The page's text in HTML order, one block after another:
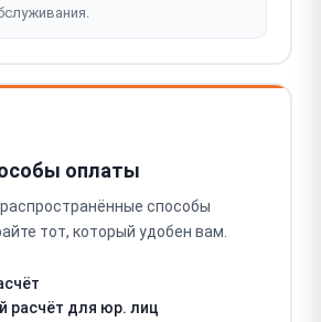
оплаты
способы
тот, который удобен вам.
расчёт для юр. лиц